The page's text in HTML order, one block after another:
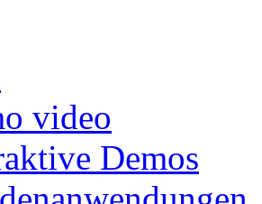
video
Demos